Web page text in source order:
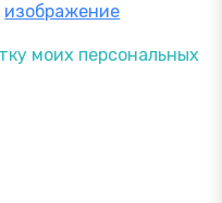
изображение
моих персональных